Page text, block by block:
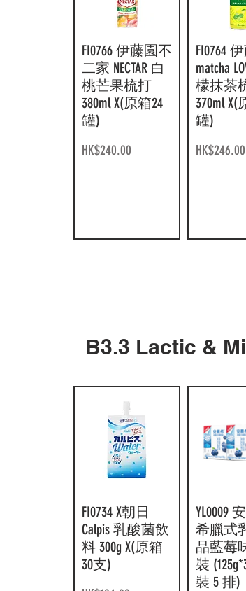
快速瀏覽
FI0766 伊藤園不
二家 NECTAR 白
桃芒果梳打
380ml X(原箱24
罐)
價格
HK$240.00
快速
FI0764
matcha
檬抹茶
370ml X(
罐)
價格
HK$246.00
Boss 奢華微糖
咖啡 185g x (原
HK$170.00
啡因 16
630ml
B3.3 Lactic &
快速瀏覽
FI0734 X朝日
Calpis 乳酸菌飲
料 300g X(原箱
30支)
快速
YL0009
希臘式
品藍莓
裝
裝 5 排)